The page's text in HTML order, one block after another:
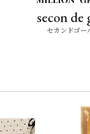
secon de
セカンドゴー